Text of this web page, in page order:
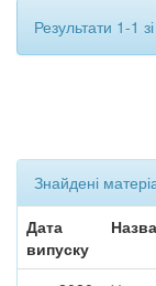
Результати 1-1
Знайдені
Дата
випуску
Назва